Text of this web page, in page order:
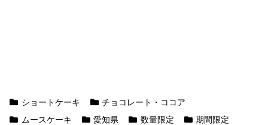
ショートケーキ
チョコレート・ココア
ムースケーキ
愛知県 数量限定 期間限定